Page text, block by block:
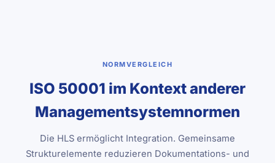
NORMVERGLEICH
ISO 50001 im Kontext anderer
Managementsystemnormen
Die HLS ermöglicht Integration. Gemeinsame
Strukturelemente reduzieren Dokumentations- und